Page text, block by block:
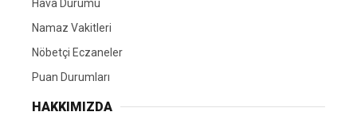
Hava Durumu
Namaz Vakitleri
Nöbetçi Eczaneler
Puan Durumları
HAKKIMIZDA